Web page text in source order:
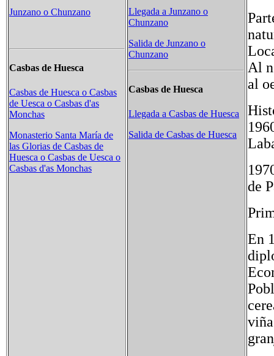
Junzano o Chunzano
Casbas de Huesca
Casbas de Huesca o Casbas
de Uesca o Casbas d'as
Monchas
Monasterio Santa María de
las Glorias de Casbas de
Huesca o Casbas de Uesca o
Casbas d'as Monchas
Llegada a Junzano o
Chunzano
Salida de Junzano o
Chunzano
Casbas de Huesca
Llegada a Casbas de Huesca
Salida de Casbas de Huesca
Al
al
de
En